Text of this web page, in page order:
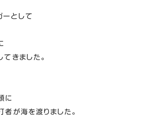
ーとして
きました。
に
が海を渡りました。